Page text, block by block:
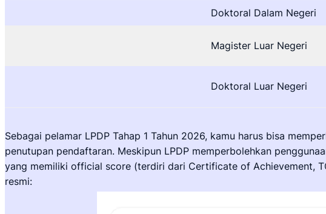
Doktoral Dalam Negeri
Magister Luar Negeri
Doktoral Luar Negeri
Sebagai pelamar LPDP Tahap 1 Tahun 2026, kamu harus bisa
penutupan pendaftaran. Meskipun LPDP memperbolehkan
yang memiliki official score (terdiri dari Certificate of Achievement,
resmi: